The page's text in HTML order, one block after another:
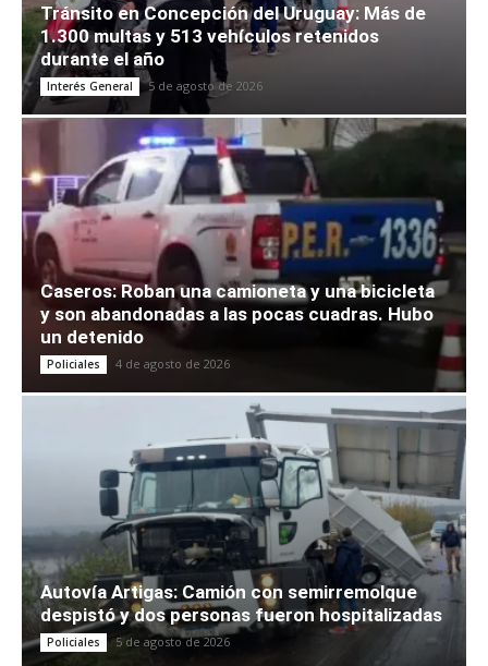
Tránsito en Concepción del Uruguay: Más de
1.300 multas y 513 vehículos retenidos
durante el año
Interés General 5 de agosto de 2026
Caseros: Roban una camioneta y una bicicleta
y son abandonadas a las pocas cuadras. Hubo
un detenido
Policiales 4 de agosto de 2026
Autovía Artigas: Camión con semirremolque
despistó y dos personas fueron hospitalizadas
Policiales 5 de agosto de 2026